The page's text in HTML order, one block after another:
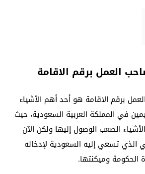
العمل برقم الاقامة
برقم الاقامة هو أحد أهم الأشياء
في المملكة العربية السعودية، حيث
الصعب الوصول إليها ولكن الآن
الذي تسعي إليه السعودية لإدخاله
وميكنتها.